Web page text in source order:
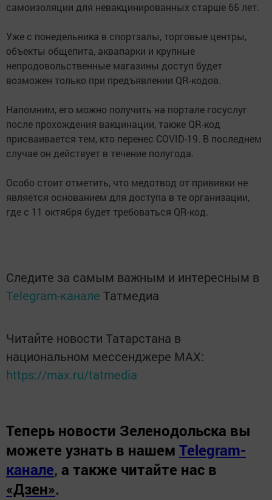
самоизоляции для невакцинированных старше 65 лет.
Уже с понедельника в спортзалы, торговые центры,
объекты общепита, аквапарки и крупные
непродовольственные магазины доступ будет
возможен только при предъявлении QR-кодов.
Напомним, его можно получить на портале госуслуг
после прохождения вакцинации, также QR-код
присваивается тем, кто перенес COVID-19. В последнем
случае он действует в течение полугода.
Особо стоит отметить, что медотвод от прививки не
является основанием для доступа в те организации,
где с 11 октября будет требоваться QR-код.
Следите за самым важным и интересным в
Telegram-канале Татмедиа
Читайте новости Татарстана в
национальном мессенджере MАХ:
https://max.ru/tatmedia
Теперь новости Зеленодольска вы
можете узнать в нашем Telegram-
канале, а также читайте нас в
«Дзен».